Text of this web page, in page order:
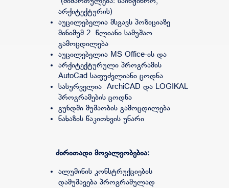
არქიტექტურის)
აუცილებელია მსგავს პოზიციაზე
მინიმუმ 2 წლიანი სამუშაო
გამოცდილება
აუცილებელია MS Office-ის და
არქიტექტურული პროგრამის
AutoCad საფუძვლიანი ცოდნა
სასურველია ArchiCAD და LOGIKAL
პროგრამების ცოდნა
გუნდში მუშაობის გამოცდილება
ნახაზის წაკითხვის უნარი
ძირითადი მოვალეობებია:
ალუმინის კონსტრუქციების
დამუშავება პროგრამულად